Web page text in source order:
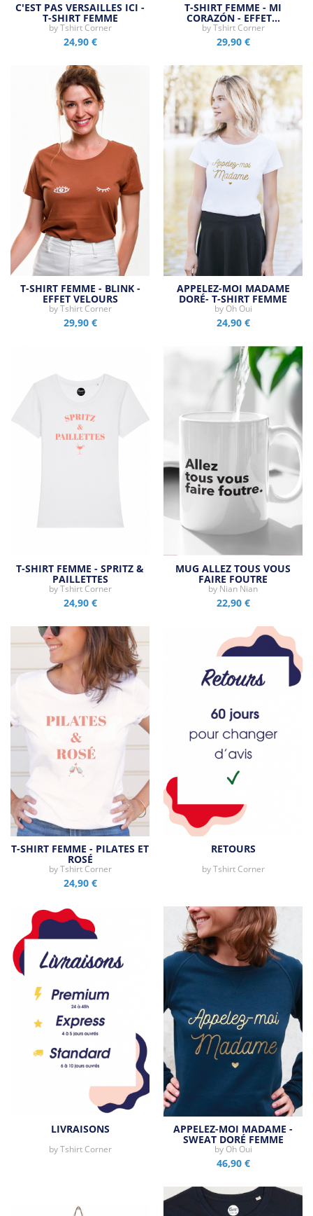
C'EST PAS VERSAILLES ICI -
T-SHIRT FEMME
byTshirt Corner
24,90 €
T-SHIRT FEMME - MI
CORAZÓN - EFFET…
byTshirt Corner
29,90 €
T-SHIRT FEMME - BLINK -
EFFET VELOURS
byTshirt Corner
29,90 €
APPELEZ-MOI MADAME
DORÉ- T-SHIRT FEMME
by Oh Oui
24,90 €
T-SHIRT FEMME - SPRITZ &
PAILLETTES
byTshirt Corner
24,90 €
MUG ALLEZ TOUS VOUS
FAIRE FOUTRE
by Nian Nian
22,90 €
T-SHIRT FEMME - PILATES ET
ROSÉ
byTshirt Corner
24,90 €
RETOURS
byTshirt Corner
LIVRAISONS
byTshirt Corner
APPELEZ-MOI MADAME -
SWEAT DORÉ FEMME
by Oh Oui
46,90 €